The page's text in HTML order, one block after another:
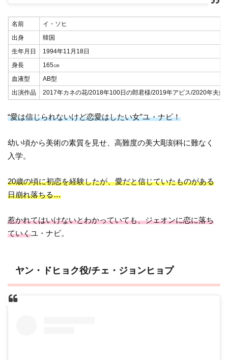
名前
イ・ソヒ
出身
韓国
生年月日
1994年11月18日
身長
165㎝
血液型
AB型
出演作品
2017年カネの花/2018年100日の郎君様/2019年アビス/2020年夫婦
“愛は信じられないけど恋愛はしたい女”ユ・ナビ！
幼い頃から美術の素質を見せ、高難度の美大彫刻科に難なく
入学。
20歳の頃に初恋を経験したが、愛だと信じていたものがある
日崩れ落ちる…
惹かれてはいけないとわかっていても、ジェオンに恋に落ち
ていくユ・ナビ。
ヤン・ドヒョク役/チェ・ジョンヒョプ